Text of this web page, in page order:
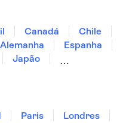
Canadá
Chile
Alemanha
Espanha
Japão
Paris
Londres